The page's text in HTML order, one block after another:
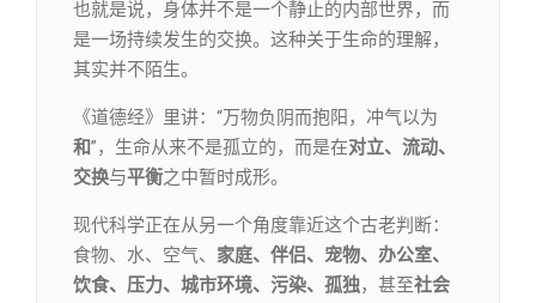
也就是说，身体并不是一个静止的内部世界，而
是一场持续发生的交换。这种关于生命的理解，
其实并不陌生。
《道德经》里讲：“万物负阴而抱阳，冲气以为
和”，生命从来不是孤立的，而是在对立、流动、
交换与平衡之中暂时成形。
现代科学正在从另一个角度靠近这个古老判断：
食物、水、空气、 家庭、伴侣、宠物、办公室、
饮食、压力、城市环境、污染、孤独，甚至社会